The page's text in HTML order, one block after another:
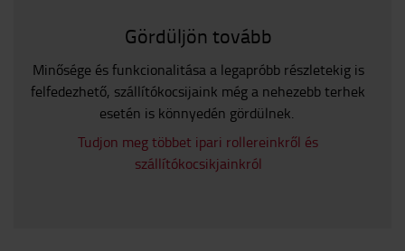
Gördüljön tovább
Minősége és funkcionalitása a legapróbb részletekig is
felfedezhető, szállítókocsijaink még a nehezebb terhek
esetén is könnyedén gördülnek.
Tudjon meg többet ipari rollereinkről és
szállítókocsikjainkról